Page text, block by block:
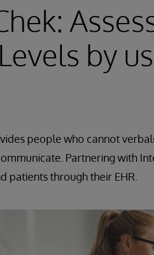
by
people who cannot
Partnering with
patients through their EHR.